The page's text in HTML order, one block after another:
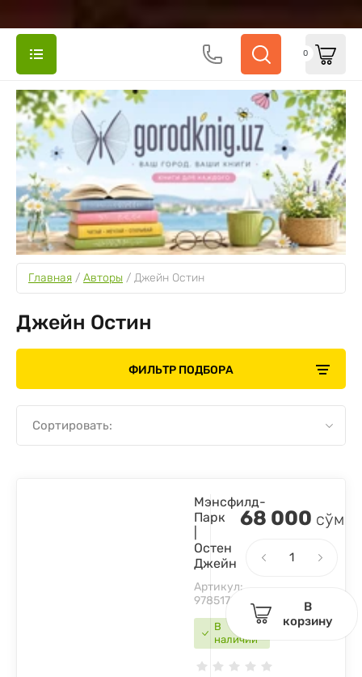
0
Главная / Авторы / Джейн Остин
Джейн Остин
ФИЛЬТР ПОДБОРА
Сортировать:
В
наличии
Мэнсфилд-
Парк
Остен
Джейн
Артикул:
9785170862184
68 000 сўм
В
корзину